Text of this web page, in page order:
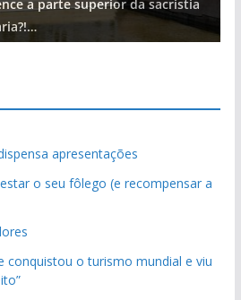
a parte superior da sacristia
apresentações
o seu fôlego (e recompensar a
conquistou o turismo mundial e viu